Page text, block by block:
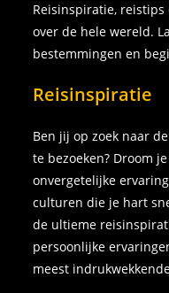
Reisinspiratie,
over de hele wereld.
bestemmingen en
Reisinspiratie
Ben jij op zoek naar
te bezoeken? Droom
onvergetelijke
culturen die je hart
de ultieme
persoonlijke
meest